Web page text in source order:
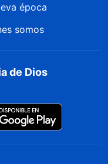
época
somos
de Dios